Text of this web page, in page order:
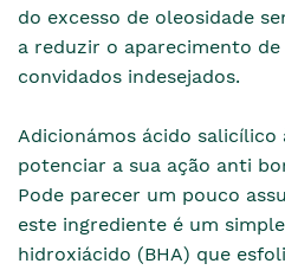
do excesso de oleosidade
a reduzir o aparecimento
convidados indesejados.
Adicionámos ácido salicílico
potenciar a sua ação anti
Pode parecer um pouco
este ingrediente é um
hidroxiácido (BHA) que